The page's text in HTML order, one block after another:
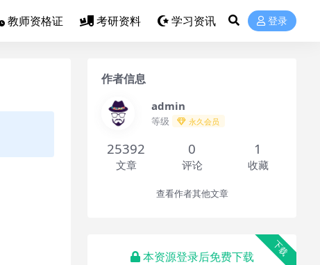
教师资格证 考研资料 学习资讯 登录
作者信息
admin
等级 永久会员
25392
文章
0
评论
1
收藏
查看作者其他文章
下载
本资源登录后免费下载